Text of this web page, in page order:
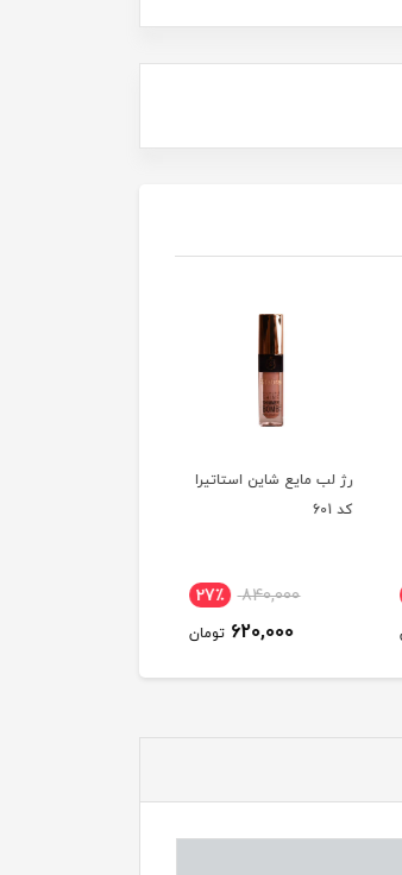
رژ لب مایع شاین استاتیرا
کد 601
840,000 27٪
620,000 تومان